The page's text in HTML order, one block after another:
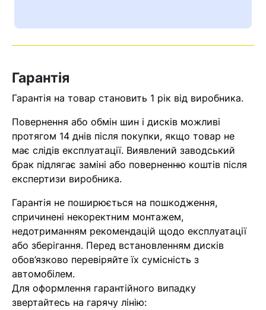
Помилка:
Оператор зв’яжеться з вами
найближчим часом
Гарантія
Гарантія на товар становить 1 рік від виробника.
Повернення або обмін шин і дисків можливі
протягом 14 днів після покупки, якщо товар не
має слідів експлуатації. Виявлений заводський
брак підлягає заміні або поверненню коштів після
експертизи виробника.
Гарантія не поширюється на пошкодження,
спричинені некоректним монтажем,
недотриманням рекомендацій щодо експлуатації
або зберігання. Перед встановленням дисків
обов’язково перевіряйте їх сумісність з
автомобілем.
Для оформлення гарантійного випадку
звертайтесь на гарячу лінію: